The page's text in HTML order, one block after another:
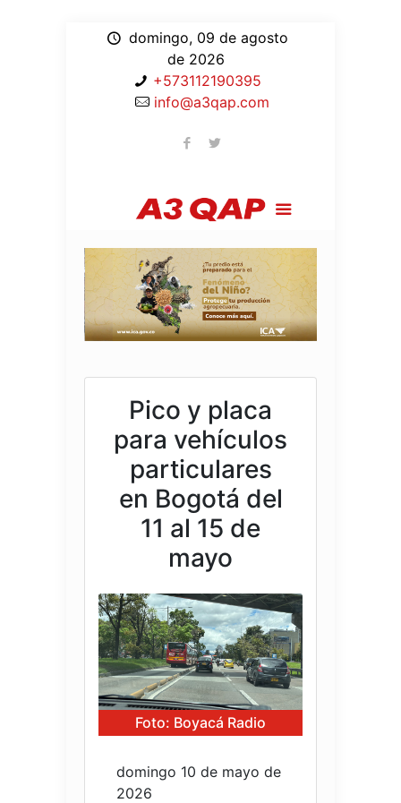
domingo, 09 de agosto
de 2026
+573112190395
info@a3qap.com
Pico y placa
para vehículos
particulares
en Bogotá del
11 al 15 de
mayo
Foto: Boyacá Radio
domingo 10 de mayo de
2026